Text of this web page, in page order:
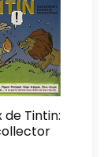
de Tintin: